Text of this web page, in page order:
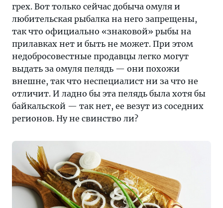
грех. Вот только сейчас добыча омуля и
любительская рыбалка на него запрещены,
так что официально «знаковой» рыбы на
прилавках нет и быть не может. При этом
недобросовестные продавцы легко могут
выдать за омуля пелядь — они похожи
внешне, так что неспециалист ни за что не
отличит. И ладно бы эта пелядь была хотя бы
байкальской — так нет, ее везут из соседних
регионов. Ну не свинство ли?